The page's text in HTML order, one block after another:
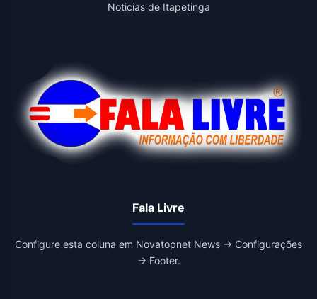
Noticias de Itapetinga
Fala Livre
Configure esta coluna em Novatopnet News → Configurações
→ Footer.